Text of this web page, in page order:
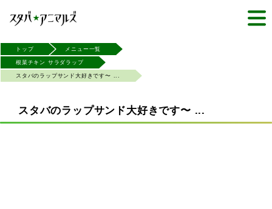
トップ メニュー一覧
根菜チキン サラダラップ
スタバのラップサンド大好きです〜 ...
スタバのラップサンド大好きです〜 ...